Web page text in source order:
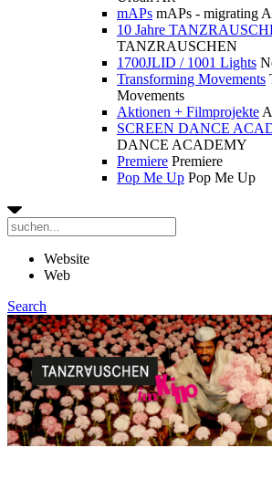
mAPs mAPs - migrating
10 Jahre
TANZRAUSCHEN
1700JLID / 1001 Lights
Transforming Movements
Movements
Aktionen + Filmprojekte
SCREEN DANCE
DANCE ACADEMY
Premiere Premiere
Pop Me Up Pop Me Up
Website
Web
Search